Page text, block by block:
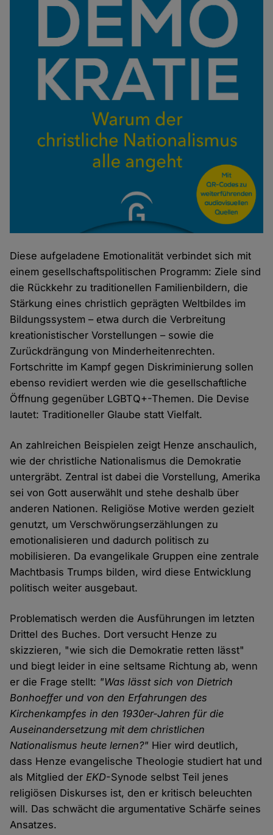
Diese aufgeladene Emotionalität verbindet sich mit
einem gesellschaftspolitischen Programm: Ziele sind
die Rückkehr zu traditionellen Familienbildern, die
Stärkung eines christlich geprägten Weltbildes im
Bildungssystem – etwa durch die Verbreitung
kreationistischer Vorstellungen – sowie die
Zurückdrängung von Minderheitenrechten.
Fortschritte im Kampf gegen Diskriminierung sollen
ebenso revidiert werden wie die gesellschaftliche
Öffnung gegenüber LGBTQ+-Themen. Die Devise
lautet: Traditioneller Glaube statt Vielfalt.
An zahlreichen Beispielen zeigt Henze anschaulich,
wie der christliche Nationalismus die Demokratie
untergräbt. Zentral ist dabei die Vorstellung, Amerika
sei von Gott auserwählt und stehe deshalb über
anderen Nationen. Religiöse Motive werden gezielt
genutzt, um Verschwörungserzählungen zu
emotionalisieren und dadurch politisch zu
mobilisieren. Da evangelikale Gruppen eine zentrale
Machtbasis Trumps bilden, wird diese Entwicklung
politisch weiter ausgebaut.
Problematisch werden die Ausführungen im letzten
Drittel des Buches. Dort versucht Henze zu
skizzieren, "wie sich die Demokratie retten lässt"
und biegt leider in eine seltsame Richtung ab, wenn
er die Frage stellt: "Was lässt sich von Dietrich
Bonhoeffer und von den Erfahrungen des
Kirchenkampfes in den 1930er-Jahren für die
Auseinandersetzung mit dem christlichen
Nationalismus heute lernen?" Hier wird deutlich,
dass Henze evangelische Theologie studiert hat und
als Mitglied derEKD-Synode selbst Teil jenes
religiösen Diskurses ist, den er kritisch beleuchten
will. Das schwächt die argumentative Schärfe seines
Ansatzes.